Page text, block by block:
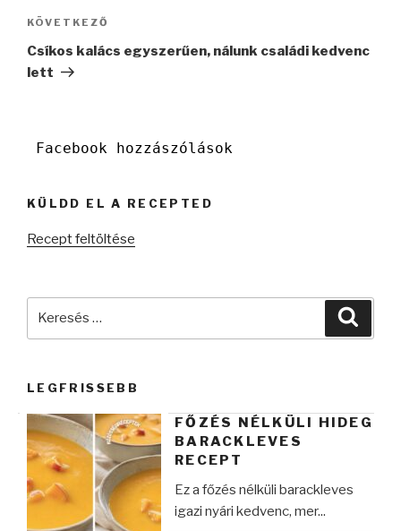
Következő
bejegyzés
KÖVETKEZŐ
Csíkos kalács egyszerűen, nálunk családi kedvenc
lett
Facebook hozzászólások
KÜLDD EL A RECEPTED
Recept feltöltése
LEGFRISSEBB
FŐZÉS NÉLKÜLI HIDEG
BARACKLEVES
RECEPT
Ez a főzés nélküli barackleves
igazi nyári kedvenc, mer...